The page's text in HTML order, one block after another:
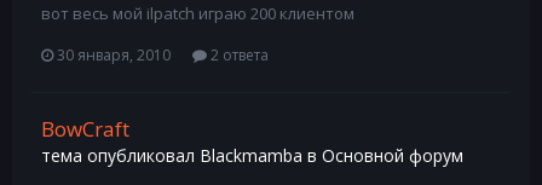
вот весь мой ilpatch играю 200 клиентом
30 января, 2010 2 ответа
BowCraft
тема опубликовал Blackmamba в Основной форум